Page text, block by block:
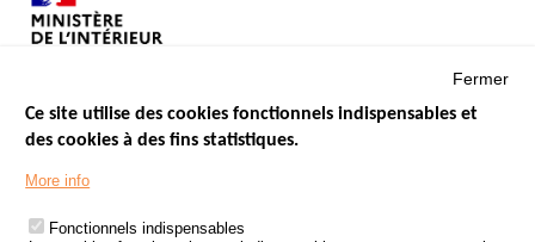
Menu
Footer
LES SITES PUBLICS
ÉTAT DE L’INSÉCURITÉ ROUTIÈRE
Fermer
Ce site utilise des cookies fonctionnels indispensables et
des cookies à des fins statistiques.
More info
Fonctionnels indispensables